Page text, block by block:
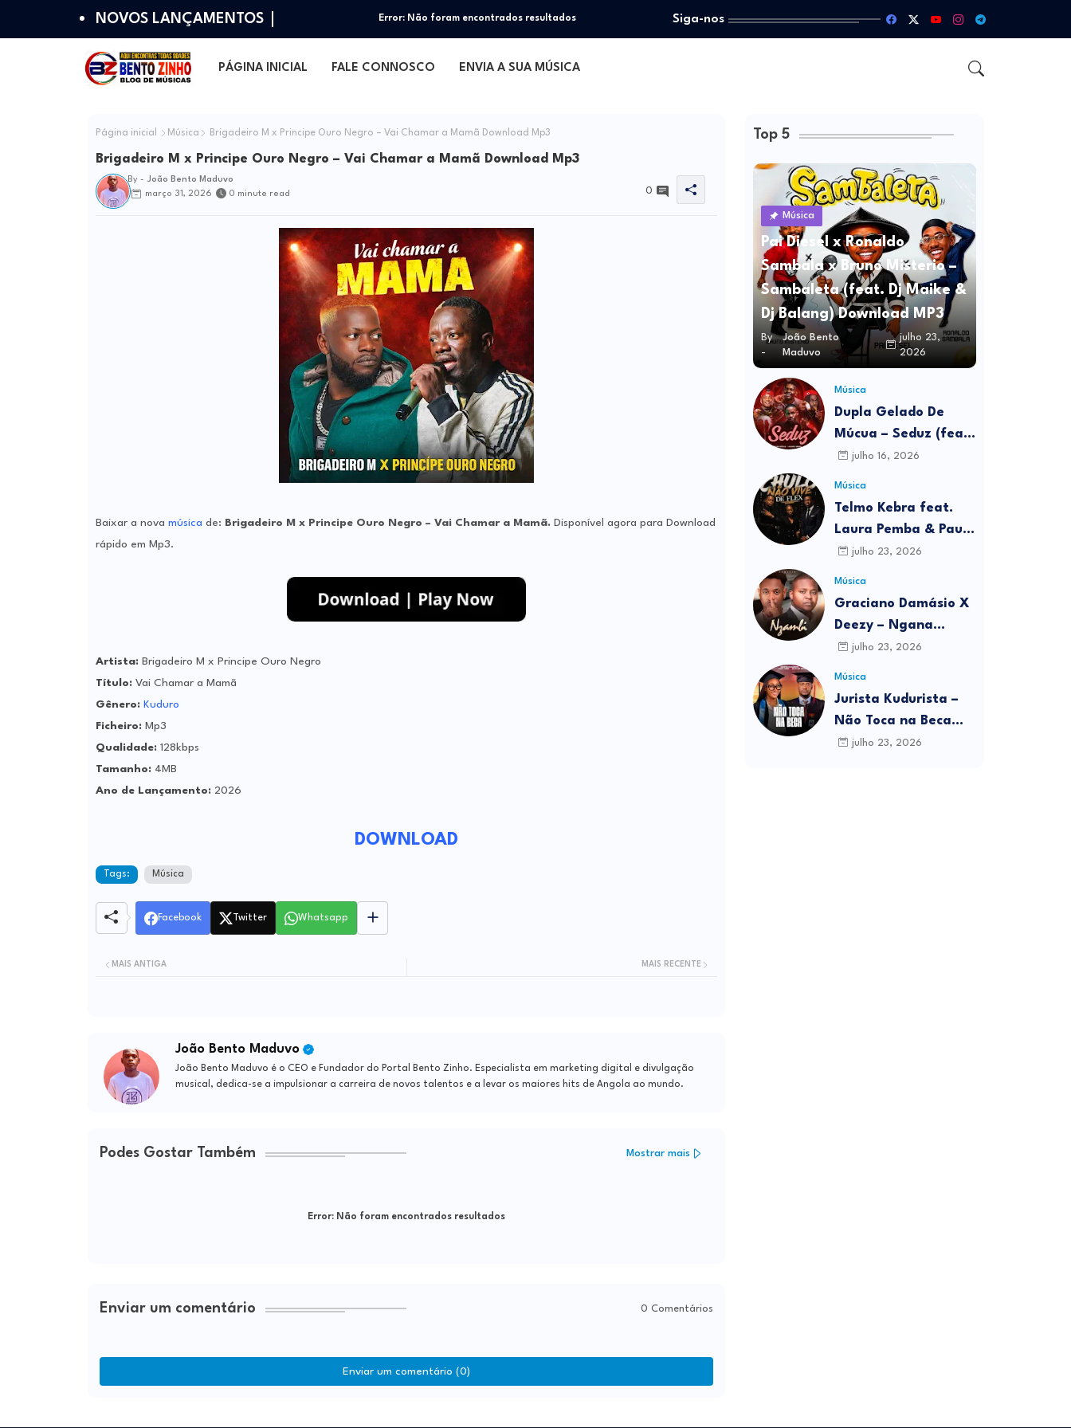
NOVOS LANÇAMENTOS Error: Não foram encontrados resultados Siga-nos
PÁGINA INICIAL FALE CONNOSCO ENVIA A SUA MÚSICA
Página inicial Música Brigadeiro M x Principe Ouro Negro – Vai Chamar a Mamã Download Mp3
Brigadeiro M x Principe Ouro Negro – Vai Chamar a Mamã Download Mp3
By - João Bento Maduvo
março 31, 2026
0 minute read 0
Baixar a nova música de: Brigadeiro M x Principe Ouro Negro – Vai Chamar a Mamã. Disponível agora para Download
rápido em Mp3.
Artista:Brigadeiro M x Principe Ouro Negro
Título:Vai Chamar a Mamã
Gênero: Kuduro
Ficheiro: Mp3
Qualidade: 128kbps
Tamanho:4MB
Ano de Lançamento: 2026
DOWNLOAD
Tags: Música
Facebook Twitter Whatsapp
MAIS RECENTE
MAIS ANTIGA
João Bento Maduvo
João Bento Maduvo é o CEO e Fundador do Portal Bento Zinho. Especialista em marketing digital e divulgação
musical, dedica-se a impulsionar a carreira de novos talentos e a levar os maiores hits de Angola ao mundo.
Podes Gostar Também Mostrar mais
Error:Não foram encontrados resultados
Enviar um comentário 0 Comentários
Enviar um comentário (0)
Top 5
Música
Pai Diesel x Ronaldo
Sambala x Bruno Misterio –
Sambaleta (feat. Dj Maike &
Dj Balang) Download MP3
By
-
João Bento
Maduvo
julho 23,
2026
Música
Dupla Gelado De
Múcua – Seduz (feat.
Johnny Berry & Teo
MP3
julho 16, 2026
Música
Telmo Kebra feat.
Laura Pemba & Paulo
Kibrilha – Chulo Não
julho 23, 2026
Música
Graciano Damásio X
Deezy – Ngana
Zambi Download MP3
julho 23, 2026
Música
Jurista Kudurista –
Não Toca na Beca
(feat. Anair Hebo &
julho 23, 2026